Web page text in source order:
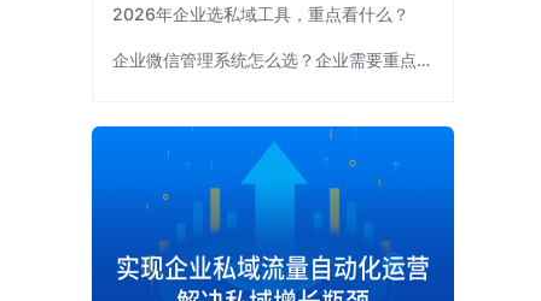
2026年企业选私域工具，重点看什么？
企业微信管理系统怎么选？企业需要重点考察这7项能力|艾客SCRM